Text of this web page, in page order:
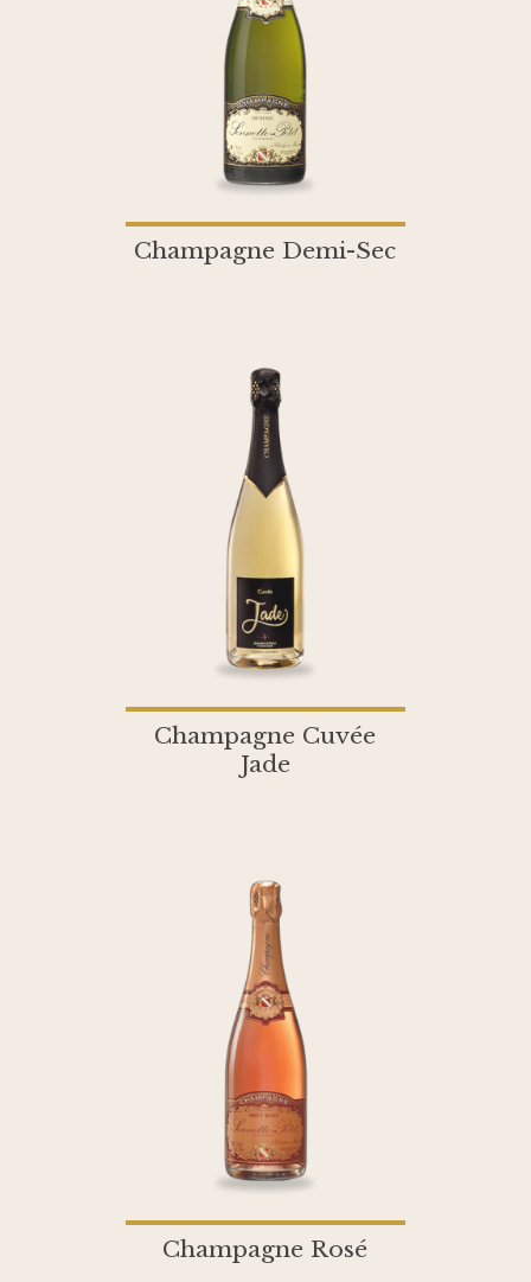
Champagne Demi-Sec
Champagne Cuvée
Jade
Champagne Rosé